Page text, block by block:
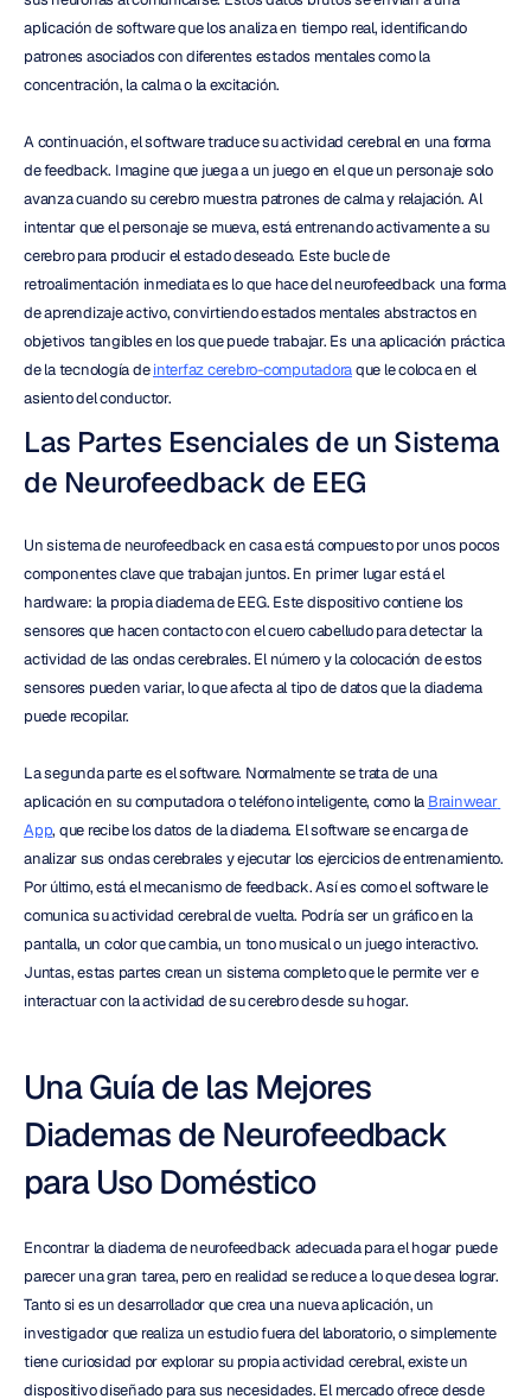
aplicación de software que los analiza en tiempo real, identificando
patrones asociados con diferentes estados mentales como la
concentración, la calma o la excitación.
A continuación, el software traduce su actividad cerebral en una forma
de feedback. Imagine que juega a un juego en el que un personaje solo
avanza cuando su cerebro muestra patrones de calma y relajación. Al
intentar que el personaje se mueva, está entrenando activamente a su
cerebro para producir el estado deseado. Este bucle de
retroalimentación inmediata es lo que hace del neurofeedback una forma
de aprendizaje activo, convirtiendo estados mentales abstractos en
objetivos tangibles en los que puede trabajar. Es una aplicación práctica
de la tecnología de interfaz cerebro-computadora que le coloca en el
asiento del conductor.
Las Partes Esenciales de un Sistema
de Neurofeedback de EEG
Un sistema de neurofeedback en casa está compuesto por unos pocos
componentes clave que trabajan juntos. En primer lugar está el
hardware: la propia diadema de EEG. Este dispositivo contiene los
sensores que hacen contacto con el cuero cabelludo para detectar la
actividad de las ondas cerebrales. El número y la colocación de estos
sensores pueden variar, lo que afecta al tipo de datos que la diadema
puede recopilar.
La segunda parte es el software. Normalmente se trata de una
aplicación en su computadora o teléfono inteligente, como la Brainwear
App, que recibe los datos de la diadema. El software se encarga de
analizar sus ondas cerebrales y ejecutar los ejercicios de entrenamiento.
Por último, está el mecanismo de feedback. Así es como el software le
comunica su actividad cerebral de vuelta. Podría ser un gráfico en la
pantalla, un color que cambia, un tono musical o un juego interactivo.
Juntas, estas partes crean un sistema completo que le permite ver e
interactuar con la actividad de su cerebro desde su hogar.
Una Guía de las Mejores
Diademas de Neurofeedback
para Uso Doméstico
Encontrar la diadema de neurofeedback adecuada para el hogar puede
parecer una gran tarea, pero en realidad se reduce a lo que desea lograr.
Tanto si es un desarrollador que crea una nueva aplicación, un
investigador que realiza un estudio fuera del laboratorio, o simplemente
tiene curiosidad por explorar su propia actividad cerebral, existe un
dispositivo diseñado para sus necesidades. El mercado ofrece desde